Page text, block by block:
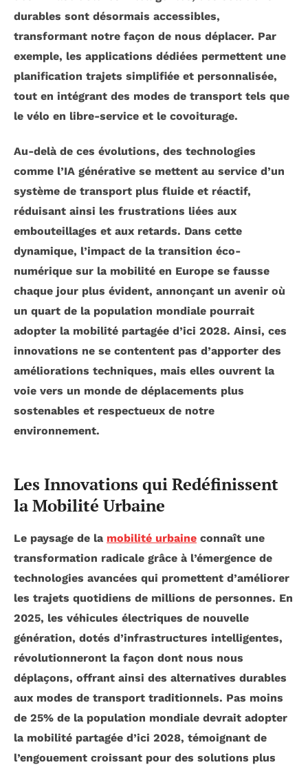
durables sont désormais accessibles,
transformant notre façon de nous déplacer. Par
exemple, les applications dédiées permettent une
planification trajets simplifiée et personnalisée,
tout en intégrant des modes de transport tels que
le vélo en libre-service et le covoiturage.
Au-delà de ces évolutions, des technologies
comme l’IA générative se mettent au service d’un
système de transport plus fluide et réactif,
réduisant ainsi les frustrations liées aux
embouteillages et aux retards. Dans cette
dynamique, l’impact de la transition éco-
numérique sur la mobilité en Europe se fausse
chaque jour plus évident, annonçant un avenir où
un quart de la population mondiale pourrait
adopter la mobilité partagée d’ici 2028. Ainsi, ces
innovations ne se contentent pas d’apporter des
améliorations techniques, mais elles ouvrent la
voie vers un monde de déplacements plus
sostenables et respectueux de notre
environnement.
Les Innovations qui Redéfinissent
la Mobilité Urbaine
Le paysage de la mobilité urbaine connaît une
transformation radicale grâce à l’émergence de
technologies avancées qui promettent d’améliorer
les trajets quotidiens de millions de personnes. En
2025, les véhicules électriques de nouvelle
génération, dotés d’infrastructures intelligentes,
révolutionneront la façon dont nous nous
déplaçons, offrant ainsi des alternatives durables
aux modes de transport traditionnels. Pas moins
de 25% de la population mondiale devrait adopter
la mobilité partagée d’ici 2028, témoignant de
l’engouement croissant pour des solutions plus